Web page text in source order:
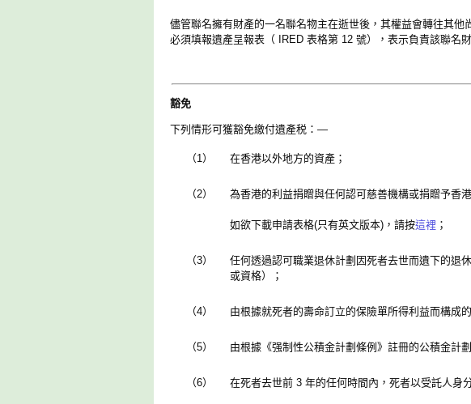
儘管聯名擁有財產的一名聯名物主在逝世後，其權益會轉往其
必須填報遺產呈報表（ IRED 表格第 12 號），表示負責該聯名
豁免
下列情形可獲豁免繳付遺產税：—
（1） 在香港以外地方的資產；
（2） 為香港的利益捐贈與任何認可慈善機構或捐贈予香
如欲下載申請表格(只有英文版本)，請按這裡 ；
（3）
任何透過認可職業退休計劃因死者去世而遺下的退
或資格）；
（4） 由根據就死者的壽命訂立的保險單所得利益而構成的
（5） 由根據《强制性公積金計劃條例》註冊的公積金計
（6） 在死者去世前 3 年的任何時間內，死者以受託人身